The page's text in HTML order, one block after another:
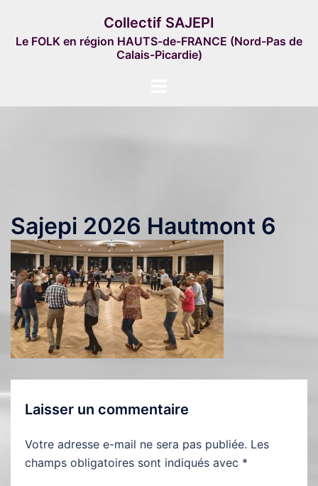
contenu
Collectif SAJEPI
Le FOLK en région HAUTS-de-FRANCE (Nord-Pas de
Calais-Picardie)
Sajepi 2026 Hautmont 6
Laisser un commentaire
Votre adresse e-mail ne sera pas publiée. Les
champs obligatoires sont indiqués avec *